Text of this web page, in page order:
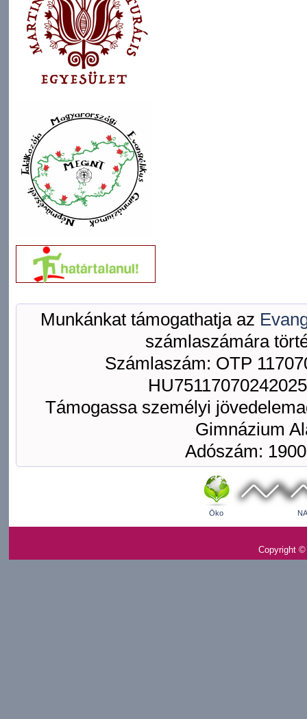
Munkánkat támogathatja az
számlaszámára
Számlaszám: OTP
Támogassa személyi
Gimnázium
Adószám:
Öko
Copyright